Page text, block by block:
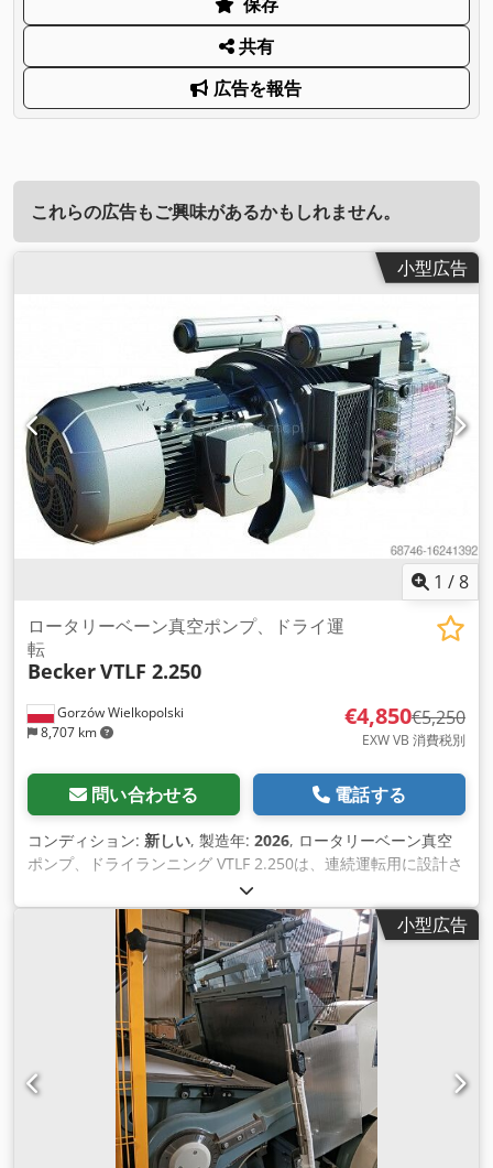
共有
広告を報告
これらの広告もご興味があるかもしれません。
小型広告
1 /8
Gorzów Wielkopolski
8,707 km
ロータリーベーン真空ポンプ、ドライ運
転
BeckerVTLF 2.250
€4,850€5,250
EXW VB 消費税別
問い合わせる 電話する
コンディション: 新しい, 製造年: 2026, ロータリーベーン真空
ポンプ、ドライランニング VTLF 2.250は、連続運転用に設計さ
れた粗真空用のドライランニング式容積型ポンプです。グラフ
ァイト複合材料の自己潤滑ベーンを使用し、 最小限のメンテナ
ンスのみで、オイル交換は不要です。 Crjdpfx Ajtty Dujctof 特
長 100%ドライランニング（オイルフリー）運転 低騒音運転 ベ
ーンの長寿命 連続運転が可能 空冷式 1軸のダイレクトドライブ
コンパクト設計 幅広いモーターをご用意 利点 運転コストとメ
ンテナンスコストが低い サイクルタイムが不要 静かな運転 -
サイレンサーハウジングが不要 省スペース シンプルな設計に
より、現場でのメンテナンスが迅速かつ容易で、ダウンタイム
を短縮 仕様 体積流量 50 Hz 244 m³/h 絶対真空度 50 Hz 200
mbar 出力 50 Hz 5.5 kW 騒音レベル 50 Hz 77.0 dB(A) 流量 60
Hz 286 m³/h 絶対真空 60 Hz 200 mbar パワー 60 Hz 6.6 kW
小型広告